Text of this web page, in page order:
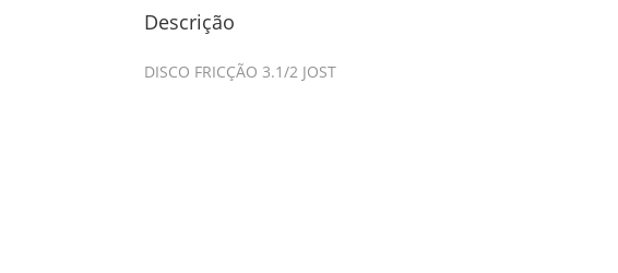
Descrição
DISCO FRICÇÃO 3.1/2 JOST